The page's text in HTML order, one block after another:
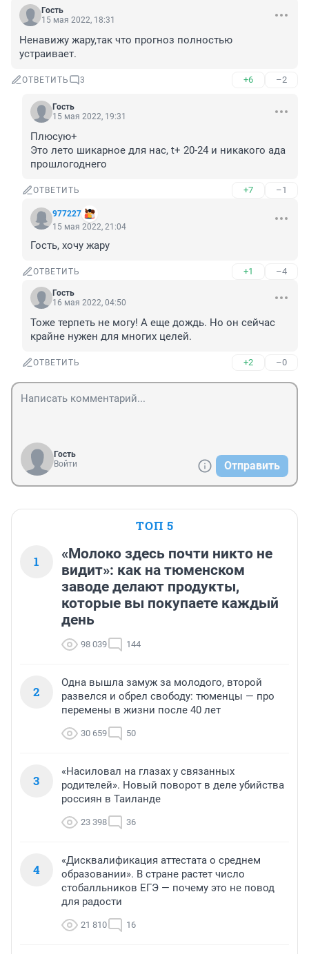
Гость
15 мая 2022, 18:31
Ненавижу жару,так что прогноз полностью
устраивает.
ОТВЕТИТЬ 3 +6 –2
Гость
15 мая 2022, 19:31
Плюсую+
Это лето шикарное для нас, t+ 20-24 и никакого ада
прошлогоднего
ОТВЕТИТЬ +7 –1
977227
15 мая 2022, 21:04
Гость, хочу жару
ОТВЕТИТЬ +1 –4
Гость
16 мая 2022, 04:50
Тоже терпеть не могу! А еще дождь. Но он сейчас
крайне нужен для многих целей.
ОТВЕТИТЬ +2 –0
Гость
Войти
Отправить
ТОП 5
1
«Молоко здесь почти никто не
видит»: как на тюменском
заводе делают продукты,
которые вы покупаете каждый
день
98 039 144
2
Одна вышла замуж за молодого, второй
развелся и обрел свободу: тюменцы — про
перемены в жизни после 40 лет
30 659 50
3
«Насиловал на глазах у связанных
родителей». Новый поворот в деле убийства
россиян в Таиланде
23 398 36
4
«Дисквалификация аттестата о среднем
образовании». В стране растет число
стобалльников ЕГЭ — почему это не повод
для радости
21 810 16